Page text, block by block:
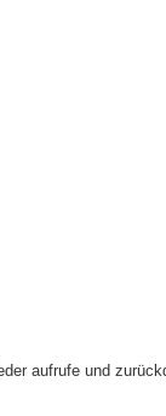
aufrufe und